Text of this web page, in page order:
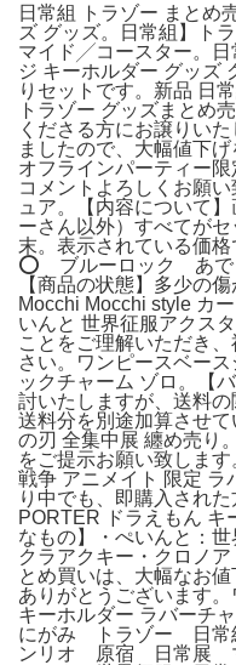
日常組 トラゾー まとめ
ズ グッズ。日常組】ト
マイド╱コースター。日
ジ キーホルダー グッズ
りセットです。新品 日
トラゾー グッズまとめ
くださる方にお譲りい
ましたので、大幅値下
オフラインパーティー
コメントよろしくお願
ュア。【内容について
ーさん以外）すべてが
末。表示されている価
⭕️ ブルーロック あで
【商品の状態】多少の
Mocchi Mocchi style カ
いんと 世界征服アクス
ことをご理解いただき
さい。ワンピースベー
ックチャーム ゾロ。【
討いたしますが、送料
送料分を別途加算させ
の刃 全集中展 纏め売り
をご提示お願い致しま
戦争 アニメイト 限定
り中でも、即購入され
PORTER ドラえもん キ
なもの】・ぺいんと：
クラアクキー・クロノ
とめ買いは、大幅なお
ありがとうございます
キーホルダー ラバー
にがみ トラゾー 日
ンリオ 原宿 日常展